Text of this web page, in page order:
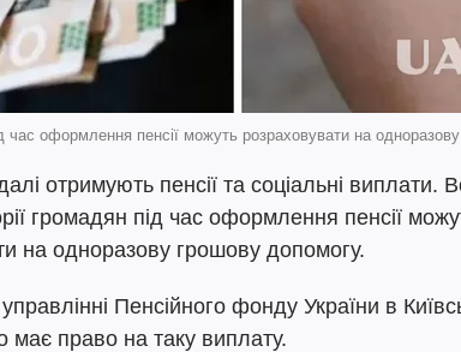
час оформлення пенсії можуть розраховувати на
отримують пенсії та соціальні виплати.
громадян під час оформлення пенсії
на одноразову грошову допомогу.
Пенсійного фонду України в
має право на таку виплату.